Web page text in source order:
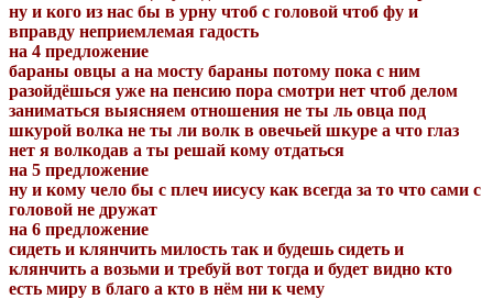
ну и кого из нас бы в урну чтоб с головой чтоб фу и
вправду неприемлемая гадость
на 4 предложение
бараны овцы а на мосту бараны потому пока с ним
разойдёшься уже на пенсию пора смотри нет чтоб делом
заниматься выясняем отношения не ты ль овца под
шкурой волка не ты ли волк в овечьей шкуре а что глаз
нет я волкодав а ты решай кому отдаться
на 5 предложение
ну и кому чело бы с плеч иисусу как всегда за то что сами с
головой не дружат
на 6 предложение
сидеть и клянчить милость так и будешь сидеть и
клянчить а возьми и требуй вот тогда и будет видно кто
есть миру в благо а кто в нём ни к чему